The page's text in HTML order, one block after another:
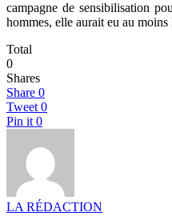
campagne de sensibilisation
hommes, elle aurait eu au moins
Total
0
Shares
Share 0
Tweet 0
Pin it 0
LA RÉDACTION